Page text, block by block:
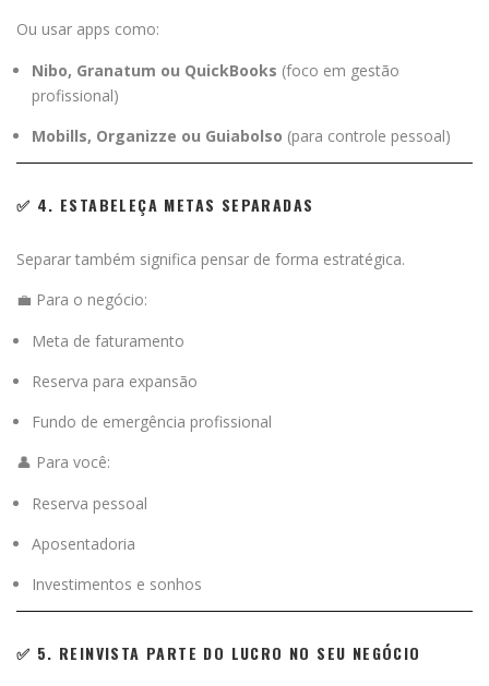
Ou usar apps como:
Nibo, Granatum ou QuickBooks (foco em gestão
profissional)
Mobills, Organizze ou Guiabolso (para controle pessoal)
✅ 4. ESTABELEÇA METAS SEPARADAS
Separar também significa pensar de forma estratégica.
💼 Para o negócio:
Meta de faturamento
Reserva para expansão
Fundo de emergência profissional
👤 Para você:
Reserva pessoal
Aposentadoria
Investimentos e sonhos
✅ 5. REINVISTA PARTE DO LUCRO NO SEU NEGÓCIO